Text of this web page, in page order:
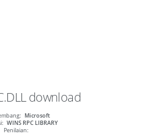
download
Microsoft
WINS RPC LIBRARY
Penilaian: